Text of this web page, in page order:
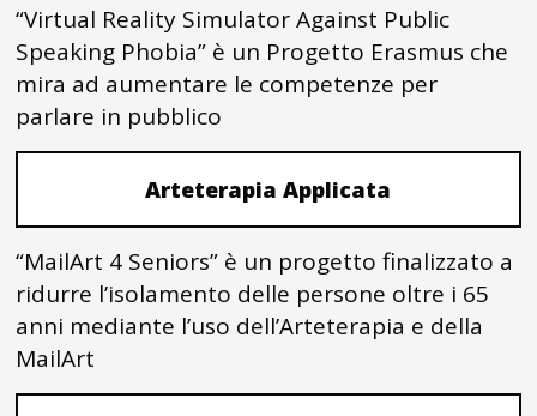
“Virtual Reality Simulator Against Public
Speaking Phobia” è un Progetto Erasmus che
mira ad aumentare le competenze per
parlare in pubblico
Arteterapia Applicata
“MailArt 4 Seniors” è un progetto finalizzato a
ridurre l’isolamento delle persone oltre i 65
anni mediante l’uso dell’Arteterapia e della
MailArt